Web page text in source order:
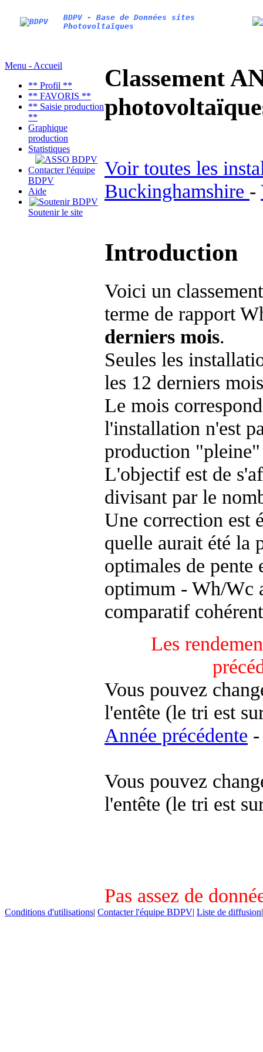
BDPV - Base de Données sites
Photovoltaïques
Menu - Accueil
** Profil **
** FAVORIS **
** Saisie production
**
Graphique
production
Statistiques
Contacter l'équipe
BDPV
Aide
Soutenir le site
Classement
Voir toutes les
Buckinghamshire -
Introduction
Voici un
terme de rapport
derniers mois.
Seules les
les 12 derniers
Le mois
l'installation n'est
production "pleine"
L'objectif est de
divisant par le
Une correction est
quelle aurait été la
optimales de
optimum - Wh/Wc
comparatif
Les
Vous pouvez
l'entête (le tri est
Année précédente
Vous pouvez
l'entête (le tri est
Pas assez de
Conditions d'utilisations| Contacter l'équipe BDPV| Liste de diffusion